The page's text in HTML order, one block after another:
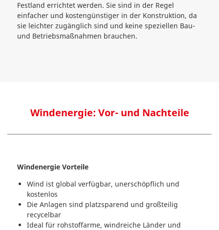
Festland errichtet werden. Sie sind in der Regel
einfacher und kostengünstiger in der Konstruktion, da
sie leichter zugänglich sind und keine speziellen Bau-
und Betriebsmaßnahmen brauchen.
Windenergie: Vor- und Nachteile
Windenergie Vorteile
Wind ist global verfügbar, unerschöpflich und
kostenlos
Die Anlagen sind platzsparend und großteilig
recycelbar
Ideal für rohstoffarme, windreiche Länder und